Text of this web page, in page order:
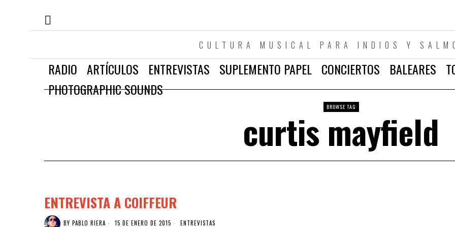
CULTURA MUSICAL PARA INDIOS Y
RADIO ARTÍCULOS ENTREVISTAS SUPLEMENTO PAPEL CONCIERTOS BALEARES
PHOTOGRAPHIC SOUNDS
BROWSE TAG
curtis mayfield
ENTREVISTA A COIFFEUR
BY PABLO RIERA 15 DE ENERO DE 2015 ENTREVISTAS